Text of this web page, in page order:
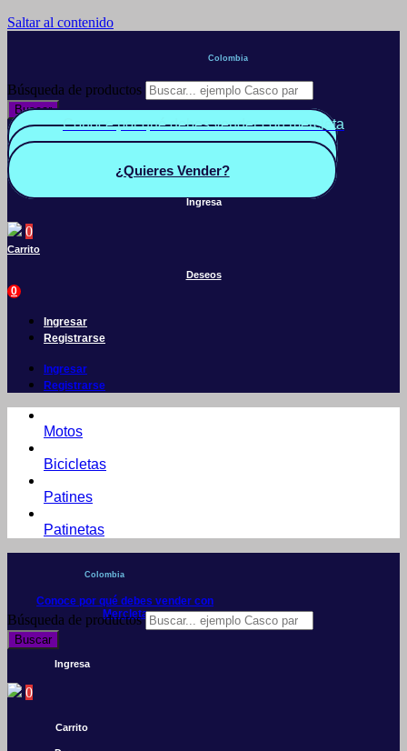
Saltar al contenido
Colombia
Búsqueda de productos
Buscar
Conoce por qué debes vender con mercleta
Quiero Vender
¿Quieres Vender?
Ingresa
0
Carrito
Deseos
0
Ingresar
Registrarse
Ingresar
Registrarse
Motos
Bicicletas
Patines
Patinetas
Colombia
Conoce por qué debes vender con
Mercleta
Búsqueda de productos
Buscar
Ingresa
0
Carrito